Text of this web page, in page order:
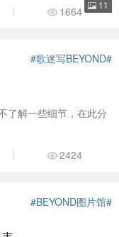
11
1664
#歌迷写BEYOND#
了解一些细节，在此分
2424
#BEYOND图片馆#